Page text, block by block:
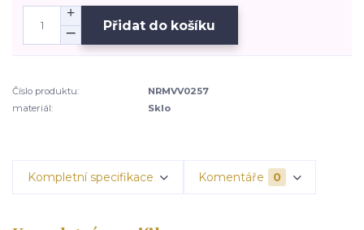
Přidat do košíku
Číslo produktu:
NRMVV0257
materiál:
Sklo
Kompletní specifikace Komentáře 0